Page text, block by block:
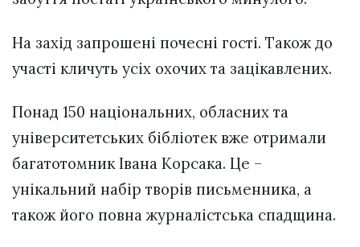
На захід запрошені почесні гості. Також до
участі кличуть усіх охочих та зацікавлених.
Понад 150 національних, обласних та
університетських бібліотек вже отримали
багатотомник Івана Корсака. Це –
унікальний набір творів письменника, а
також його повна журналістська спадщина.